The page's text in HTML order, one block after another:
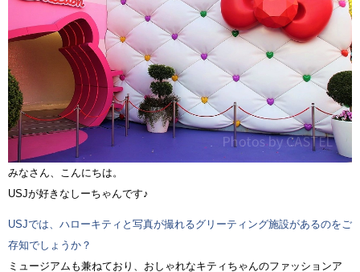
みなさん、こんにちは。
USJが好きなしーちゃんです♪
USJでは、ハローキティと写真が撮れるグリーティング施設があるのをご
存知でしょうか？
ミュージアムも兼ねており、おしゃれなキティちゃんのファッションア